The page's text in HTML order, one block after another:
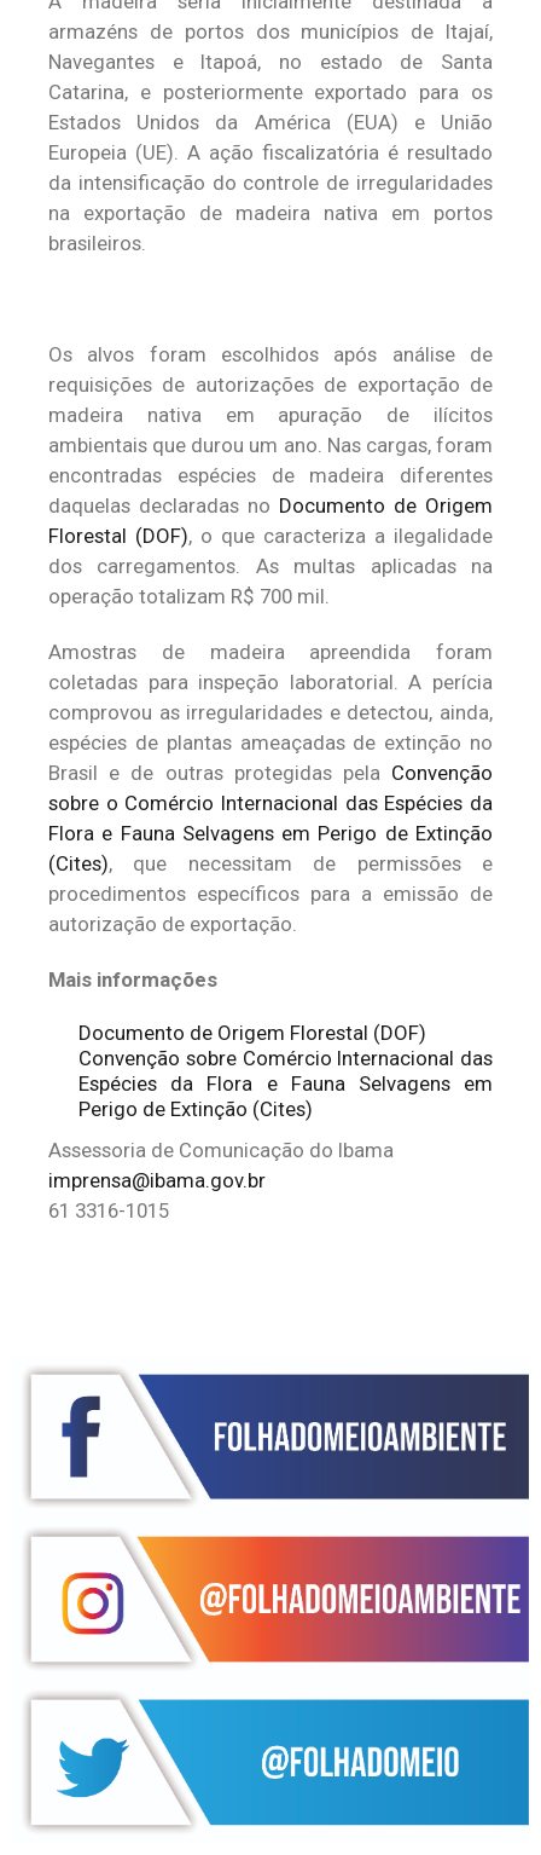
armazéns de portos dos municípios de Itajaí,
Navegantes e Itapoá, no estado de Santa
Catarina, e posteriormente exportado para os
Estados Unidos da América (EUA) e União
Europeia (UE). A ação fiscalizatória é resultado
da intensificação do controle de irregularidades
na exportação de madeira nativa em portos
brasileiros.
Os alvos foram escolhidos após análise de
requisições de autorizações de exportação de
madeira nativa em apuração de ilícitos
ambientais que durou um ano. Nas cargas, foram
encontradas espécies de madeira diferentes
daquelas declaradas no Documento de Origem
Florestal (DOF), o que caracteriza a ilegalidade
dos carregamentos. As multas aplicadas na
operação totalizam R$ 700 mil.
Amostras de madeira apreendida foram
coletadas para inspeção laboratorial. A perícia
comprovou as irregularidades e detectou, ainda,
espécies de plantas ameaçadas de extinção no
Brasil e de outras protegidas pela Convenção
sobre o Comércio Internacional das Espécies da
Flora e Fauna Selvagens em Perigo de Extinção
(Cites), que necessitam de permissões e
procedimentos específicos para a emissão de
autorização de exportação.
Mais informações
Documento de Origem Florestal (DOF)
Convenção sobre Comércio Internacional das
Espécies da Flora e Fauna Selvagens em
Perigo de Extinção (Cites)
Assessoria de Comunicação do Ibama
imprensa@ibama.gov.br
61 3316-1015